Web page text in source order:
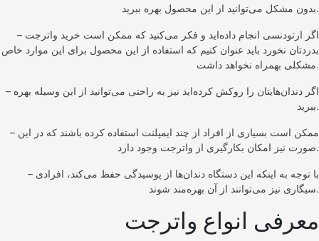
بدون مشکل می‌توانید از این محصول بهره ببرید.
– اگر ارتودنسی انجام داده‌اید و فکر می‌کنید که ممکن است خرید واترجت
بدردتان نخورد باید عنوان کنیم که استفاده از این محصول برای این موارد خاص
مشکلی بهمراه نخواهد داشت.
– اگر دندان‌هایتان را روکش کرده‌اید نیز به راحتی می‌توانید از این وسیله بهره
ببرید.
– ممکن است بسیاری از افراد از چند ایمپلنت استفاده کرده باشند که در این
صورت نیز امکان بکارگیری از واترجت وجود دارد.
– با توجه به اینکه این دستگاه دندان‌ها از پوسیدگی حفظ می‌کند، افرادی
سیگاری نیز می‌توانند از آن بهره‌مند شوند.
معرفی انواع واترجت